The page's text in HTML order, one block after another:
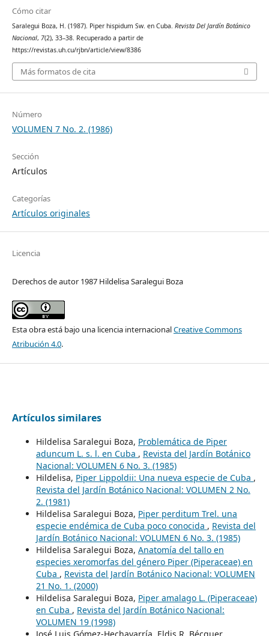
Cómo citar
Saralegui Boza, H. (1987). Piper hispidum Sw. en Cuba. Revista Del Jardín Botánico
Nacional, 7(2), 33–38. Recuperado a partir de
https://revistas.uh.cu/rjbn/article/view/8386
Más formatos de cita
Número
VOLUMEN 7 No. 2. (1986)
Sección
Artículos
Categorías
Artículos originales
Licencia
Derechos de autor 1987 Hildelisa Saralegui Boza
Esta obra está bajo una licencia internacionalCreative Commons
Atribución 4.0.
Artículos similares
Hildelisa Saralegui Boza, Problemática de Piper
aduncum L. s. l. en Cuba , Revista del Jardín Botánico
Nacional: VOLUMEN 6 No. 3. (1985)
Hildelisa, Piper Lippoldii: Una nueva especie de Cuba ,
Revista del Jardín Botánico Nacional: VOLUMEN 2 No.
2. (1981)
Hildelisa Saralegui Boza, Piper perditum Trel. una
especie endémica de Cuba poco conocida , Revista del
Jardín Botánico Nacional: VOLUMEN 6 No. 3. (1985)
Hildelisa Saralegui Boza, Anatomía del tallo en
especies xeromorfas del género Piper (Piperaceae) en
Cuba , Revista del Jardín Botánico Nacional: VOLUMEN
21 No. 1. (2000)
Hildelisa Saralegui Boza, Piper amalago L. (Piperaceae)
en Cuba , Revista del Jardín Botánico Nacional:
VOLUMEN 19 (1998)